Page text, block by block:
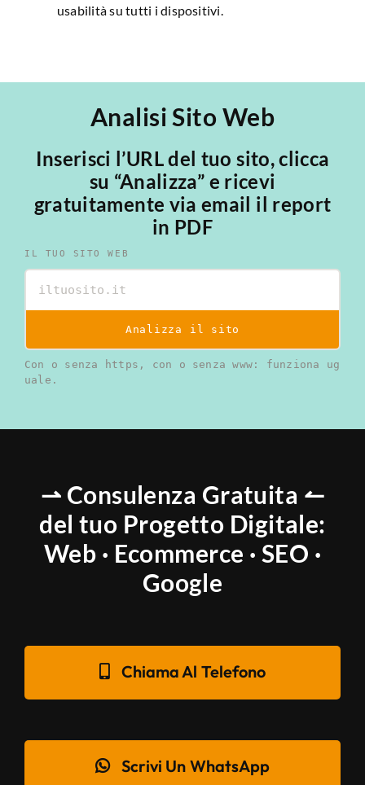
usabilità su tutti i dispositivi.
Analisi Sito Web
Inserisci l’URL del tuo sito, clicca
su “Analizza” e ricevi
gratuitamente via email il report
in PDF
IL TUO SITO WEB
Analizza il sito
Con o senza https, con o senza www: funziona ug
uale.
⇀ Consulenza Gratuita ↼
del tuo Progetto Digitale:
Web · Ecommerce · SEO ·
Google
Chiama Al Telefono
Scrivi Un WhatsApp